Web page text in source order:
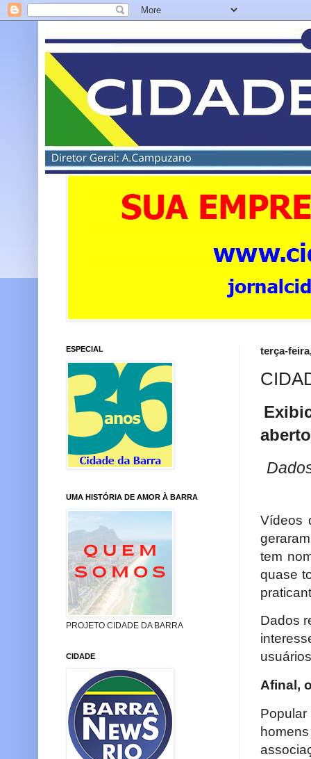
terça-
Vídeos
tem
quase
Dados
Afinal,
ESPECIAL
UMA HISTÓRIA DE AMOR À BARRA
PROJETO CIDADE DA BARRA
CIDADE